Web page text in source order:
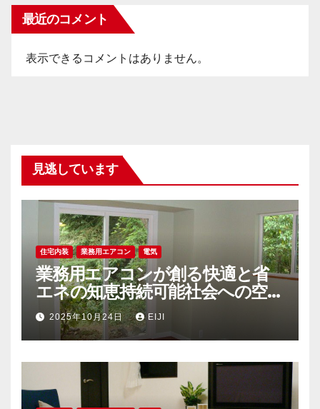
最近のコメント
表示できるコメントはありません。
見逃しています
住宅内装 業務用エアコン 電気
業務用エアコンが創る快適と省
エネの知恵持続可能社会への空調
戦略
2025年10月24日 EIJI